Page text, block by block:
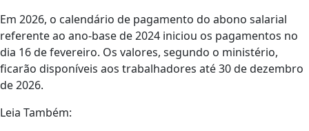
Em 2026, o calendário de pagamento do abono salarial
referente ao ano-base de 2024 iniciou os pagamentos no
dia 16 de fevereiro. Os valores, segundo o ministério,
ficarão disponíveis aos trabalhadores até 30 de dezembro
de 2026.
Leia Também: